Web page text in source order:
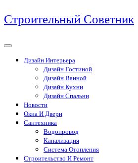
Перейти
к
Строительный Советник
Дизайн Интерьера
Дизайн Гостиной
Дизайн Ванной
Дизайн Кухни
Дизайн Спальни
Новости
Окна И Двери
Сантехника
Водопровод
Канализация
Система Отопления
Строительство И Ремонт